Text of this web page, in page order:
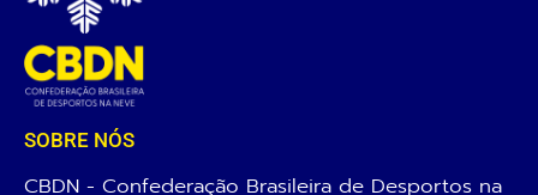
SOBRE NÓS
CBDN - Confederação Brasileira de Desportos na